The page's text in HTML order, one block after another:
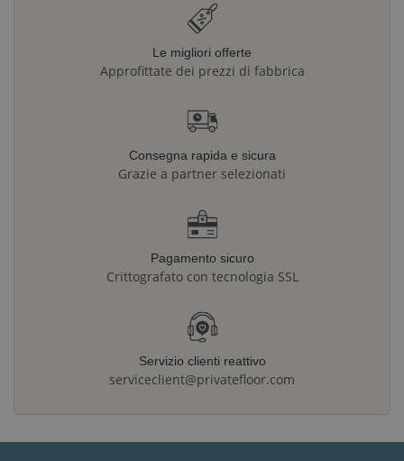
Le migliori offerte
Approfittate dei prezzi di fabbrica
Consegna rapida e sicura
Grazie a partner selezionati
Pagamento sicuro
Crittografato con tecnologia SSL
Servizio clienti reattivo
serviceclient@privatefloor.com